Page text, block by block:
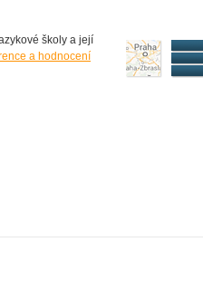
školy a její
a hodnocení